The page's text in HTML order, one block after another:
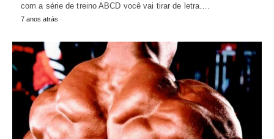
com a série de treino ABCD você vai tirar de letra.…
7 anos atrás